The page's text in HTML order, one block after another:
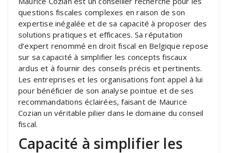
questions fiscales complexes en raison de son
expertise inégalée et de sa capacité à proposer des
solutions pratiques et efficaces. Sa réputation
d’expert renommé en droit fiscal en Belgique repose
sur sa capacité à simplifier les concepts fiscaux
ardus et à fournir des conseils précis et pertinents.
Les entreprises et les organisations font appel à lui
pour bénéficier de son analyse pointue et de ses
recommandations éclairées, faisant de Maurice
Cozian un véritable pilier dans le domaine du conseil
fiscal.
Capacité à simplifier les